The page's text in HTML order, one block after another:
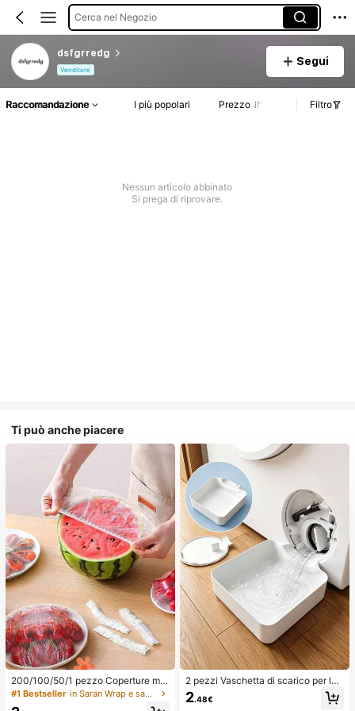
Cerca nel Negozio
dsfgrredg
Venditore
Segui
Raccomandazione I più popolari Prezzo Filtro
Nessun articolo abbinato
Si prega di riprovare.
Ti può anche piacere
200/100/50/1 pezzo Coperture mo
nouso in pellicola trasparente per al
imenti, Coperture per doccia, Sacc
#1 Bestseller in Saran Wrap e sacchetti di plastica
2 pezzi Vaschetta di scarico per lav
atrice, Tappetino di protezione imp
ermeabile per pavimento della lava
2.48€